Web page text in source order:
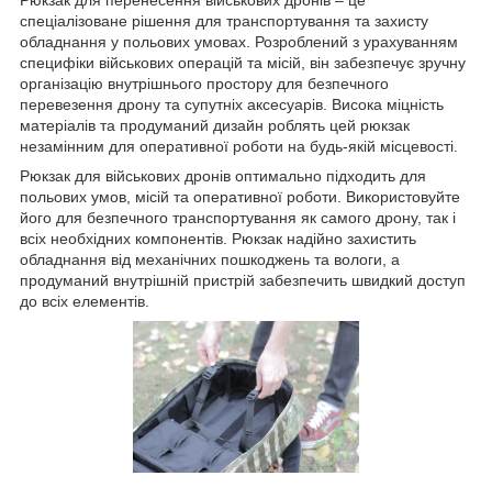
спеціалізоване рішення для транспортування та захисту
обладнання у польових умовах. Розроблений з урахуванням
специфіки військових операцій та місій, він забезпечує зручну
організацію внутрішнього простору для безпечного
перевезення дрону та супутніх аксесуарів. Висока міцність
матеріалів та продуманий дизайн роблять цей рюкзак
незамінним для оперативної роботи на будь-якій місцевості.
Рюкзак для військових дронів оптимально підходить для
польових умов, місій та оперативної роботи. Використовуйте
його для безпечного транспортування як самого дрону, так і
всіх необхідних компонентів. Рюкзак надійно захистить
обладнання від механічних пошкоджень та вологи, а
продуманий внутрішній пристрій забезпечить швидкий доступ
до всіх елементів.